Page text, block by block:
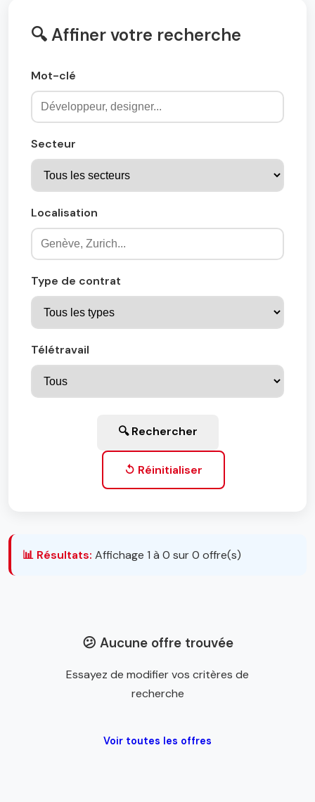
🔍 Affiner votre recherche
Mot-clé
Secteur
Localisation
Type de contrat
Télétravail
🔍 Rechercher
↺ Réinitialiser
📊 Résultats: Affichage 1 à 0 sur 0 offre(s)
😕 Aucune offre trouvée
Essayez de modifier vos critères de
recherche
Voir toutes les offres